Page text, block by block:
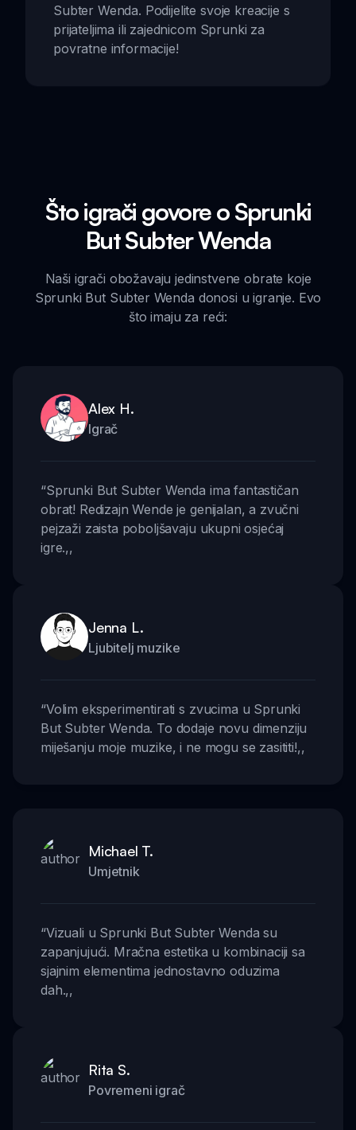
Subter Wenda. Podijelite svoje kreacije s
prijateljima ili zajednicom Sprunki za
povratne informacije!
Što igrači govore o Sprunki
But Subter Wenda
Naši igrači obožavaju jedinstvene obrate koje
Sprunki But Subter Wenda donosi u igranje. Evo
što imaju za reći:
Alex H.
Igrač
“Sprunki But Subter Wenda ima fantastičan
obrat! Redizajn Wende je genijalan, a zvučni
pejzaži zaista poboljšavaju ukupni osjećaj
igre.,,
Jenna L.
Ljubitelj muzike
“Volim eksperimentirati s zvucima u Sprunki
But Subter Wenda. To dodaje novu dimenziju
miješanju moje muzike, i ne mogu se zasititi!,,
Michael T.
Umjetnik
“Vizuali u Sprunki But Subter Wenda su
zapanjujući. Mračna estetika u kombinaciji sa
sjajnim elementima jednostavno oduzima
dah.,,
Rita S.
Povremeni igrač